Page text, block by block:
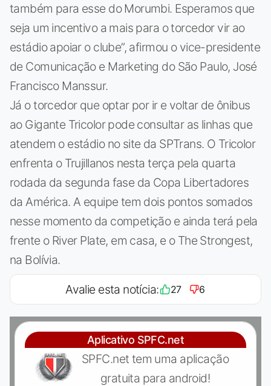
também para esse do Morumbi. Esperamos que
seja um incentivo a mais para o torcedor vir ao
estádio apoiar o clube”, afirmou o vice-presidente
de Comunicação e Marketing do São Paulo, José
Francisco Manssur.
Já o torcedor que optar por ir e voltar de ônibus
ao Gigante Tricolor pode consultar as linhas que
atendem o estádio no site da SPTrans. O Tricolor
enfrenta o Trujillanos nesta terça pela quarta
rodada da segunda fase da Copa Libertadores
da América. A equipe tem dois pontos somados
nesse momento da competição e ainda terá pela
frente o River Plate, em casa, e o The Strongest,
na Bolívia.
Avalie esta notícia: 27 6
Aplicativo SPFC.net
SPFC.net tem uma aplicação
gratuita para android!